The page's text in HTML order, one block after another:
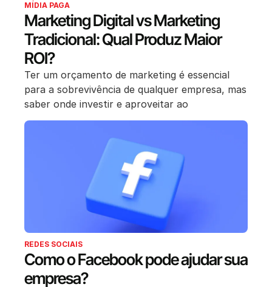
MÍDIA PAGA
Marketing Digital vs Marketing
Tradicional: Qual Produz Maior
ROI?
Ter um orçamento de marketing é essencial
para a sobrevivência de qualquer empresa, mas
saber onde investir e aproveitar ao
REDES SOCIAIS
Como o Facebook pode ajudar sua
empresa?